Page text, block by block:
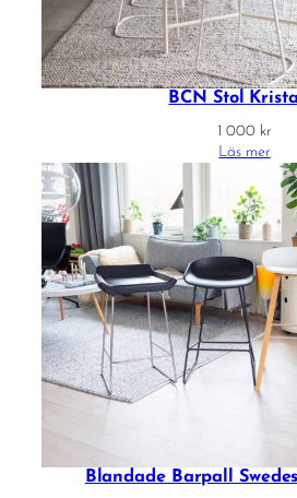
BCN Stol
1 000 kr
Läs mer
Blandade Barpall